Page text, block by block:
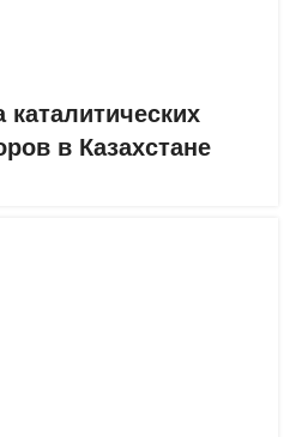
каталитических
в Казахстане